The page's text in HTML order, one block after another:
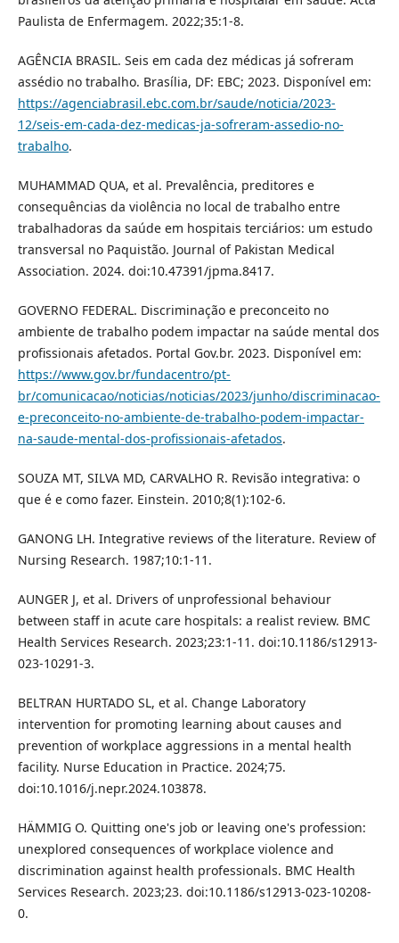
Paulista de Enfermagem. 2022;35:1-8.
AGÊNCIA BRASIL. Seis em cada dez médicas já sofreram
assédio no trabalho. Brasília, DF: EBC; 2023. Disponível em:
https://agenciabrasil.ebc.com.br/saude/noticia/2023-
12/seis-em-cada-dez-medicas-ja-sofreram-assedio-no-
trabalho.
MUHAMMAD QUA, et al. Prevalência, preditores e
consequências da violência no local de trabalho entre
trabalhadoras da saúde em hospitais terciários: um estudo
transversal no Paquistão. Journal of Pakistan Medical
Association. 2024. doi:10.47391/jpma.8417.
GOVERNO FEDERAL. Discriminação e preconceito no
ambiente de trabalho podem impactar na saúde mental dos
profissionais afetados. Portal Gov.br. 2023. Disponível em:
https://www.gov.br/fundacentro/pt-
br/comunicacao/noticias/noticias/2023/junho/discriminacao-
e-preconceito-no-ambiente-de-trabalho-podem-impactar-
na-saude-mental-dos-profissionais-afetados.
SOUZA MT, SILVA MD, CARVALHO R. Revisão integrativa: o
que é e como fazer. Einstein. 2010;8(1):102-6.
GANONG LH. Integrative reviews of the literature. Review of
Nursing Research. 1987;10:1-11.
AUNGER J, et al. Drivers of unprofessional behaviour
between staff in acute care hospitals: a realist review. BMC
Health Services Research. 2023;23:1-11. doi:10.1186/s12913-
023-10291-3.
BELTRAN HURTADO SL, et al. Change Laboratory
intervention for promoting learning about causes and
prevention of workplace aggressions in a mental health
facility. Nurse Education in Practice. 2024;75.
doi:10.1016/j.nepr.2024.103878.
HÄMMIG O. Quitting one's job or leaving one's profession:
unexplored consequences of workplace violence and
discrimination against health professionals. BMC Health
Services Research. 2023;23. doi:10.1186/s12913-023-10208-
0.